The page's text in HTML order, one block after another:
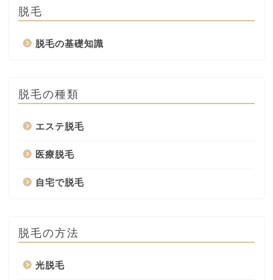
脱毛
脱毛の基礎知識
脱毛の種類
エステ脱毛
医療脱毛
自宅で脱毛
脱毛の方法
光脱毛